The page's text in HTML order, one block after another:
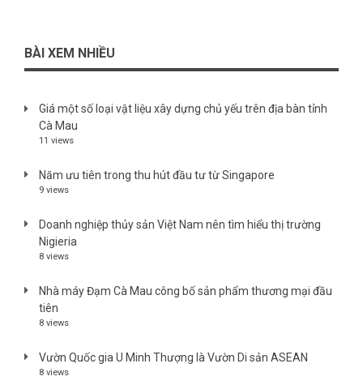
BÀI XEM NHIỀU
Giá một số loại vật liệu xây dựng chủ yếu trên địa bàn tỉnh
Cà Mau
11 views
Năm ưu tiên trong thu hút đầu tư từ Singapore
9 views
Doanh nghiệp thủy sản Việt Nam nên tìm hiểu thị trường
Nigieria
8 views
Nhà máy Đạm Cà Mau công bố sản phẩm thương mại đầu
tiên
8 views
Vườn Quốc gia U Minh Thượng là Vườn Di sản ASEAN
8 views